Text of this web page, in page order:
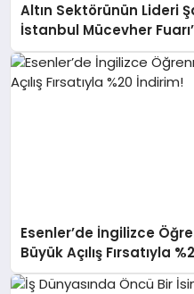
Altın Sektörünün Lideri
İstanbul Mücevher
Esenler’de İngilizce
Büyük Açılış Fırsatıyla